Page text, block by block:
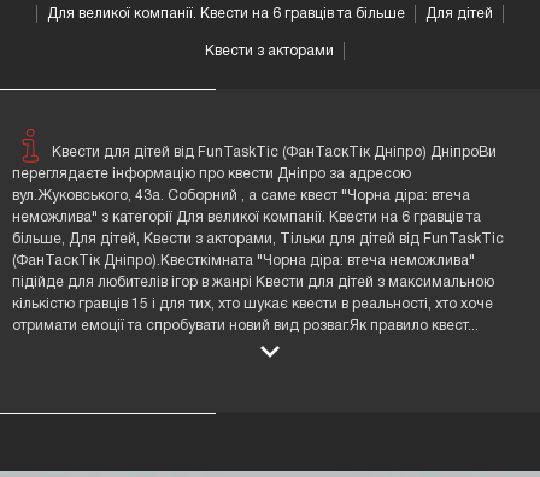
Для великої компанії. Квести на 6 гравців та більше Для дітей
Квести з акторами
Квести для дітей від FunTaskTic (ФанТаскТік Дніпро) ДніпроВи
переглядаєте інформацію про квести Дніпро за адресою
вул.Жуковського, 43а. Соборний , а саме квест "Чорна діра: втеча
неможлива" з категорії Для великої компанії. Квести на 6 гравців та
більше, Для дітей, Квести з акторами, Тільки для дітей від FunTaskTic
(ФанТаскТік Дніпро).Квесткімната "Чорна діра: втеча неможлива"
підійде для любителів ігор в жанрі Квести для дітей з максимальною
кількістю гравців 15 і для тих, хто шукає квести в реальності, хто хоче
отримати емоції та спробувати новий вид розваг.Як правило квест...